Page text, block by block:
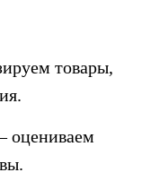
товары,